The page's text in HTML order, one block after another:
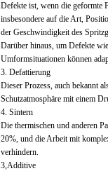
Defekte ist, wenn die geformte
insbesondere auf die Art,
der Geschwindigkeit des
Darüber hinaus, um Defekte
Umformsituationen können
3. Defattierung
Dieser Prozess, auch bekannt
Schutzatmosphäre mit einem
4. Sintern
Die thermischen und anderen
20%, und die Arbeit mit
verhindern.
3,Additive